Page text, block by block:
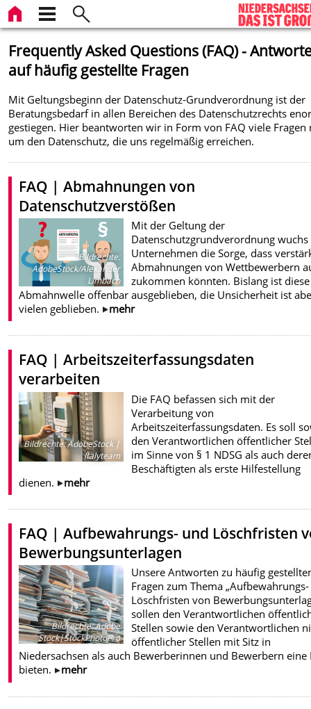
Frequently Asked Questions (FAQ) -
auf häufig gestellte Fragen
Mit Geltungsbeginn der Datenschutz-Grundverordnung ist der
Beratungsbedarf in allen Bereichen des Datenschutzrechts
gestiegen. Hier beantworten wir in Form von FAQ viele Fragen
um den Datenschutz, die uns regelmäßig erreichen.
FAQ | Abmahnungen von
Datenschutzverstößen
Bildrechte:
AdobeStock/Alexander
Limbach
Mit der Geltung der
Datenschutzgrundverordnung wuchs
Unternehmen die Sorge, dass
Abmahnungen von Wettbewerbern
zukommen könnten. Bislang ist diese
Abmahnwelle offenbar ausgeblieben, die Unsicherheit ist
vielen geblieben.
mehr
FAQ | Arbeitszeiterfassungsdaten
verarbeiten
Bildrechte:AdobeStock |
Italyteam
Die FAQ befassen sich mit der
Verarbeitung von
Arbeitszeiterfassungsdaten. Es soll
den Verantwortlichen öffentlicher
im Sinne von § 1 NDSG als auch
Beschäftigten als erste Hilfestellung
dienen.
mehr
FAQ | Aufbewahrungs- und Löschfristen
Bewerbungsunterlagen
Bildrechte:Adobe
Stock|StockPhotoPro
Unsere Antworten zu häufig
Fragen zum Thema
Löschfristen von
sollen den Verantwortlichen
Stellen sowie den Verantwortlichen
öffentlicher Stellen mit Sitz in
Niedersachsen als auch Bewerberinnen und Bewerbern eine
bieten.
mehr